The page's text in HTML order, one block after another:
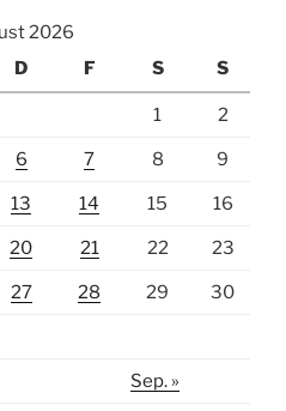
2026
D F S S
1 2
6 7 8 9
13 14 15 16
20 21 22 23
27 28 29 30
Sep. »